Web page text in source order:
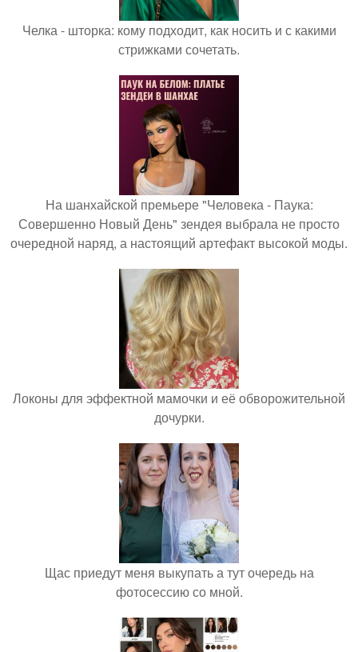
Челка - шторка: кому подходит, как носить и с какими
стрижками сочетать.
На шанхайской премьере "Человека - Паука:
Совершенно Новый День" зендея выбрала не просто
очередной наряд, а настоящий артефакт высокой моды.
Локоны для эффектной мамочки и её обворожительной
дочурки.
Щас приедут меня выкупать а тут очередь на
фотосессию со мной.